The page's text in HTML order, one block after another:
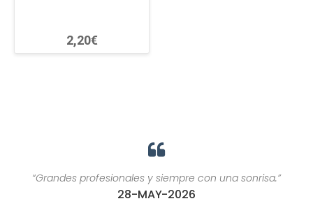
2,20€
“Grandes profesionales y siempre con una sonrisa.”
28-MAY-2026